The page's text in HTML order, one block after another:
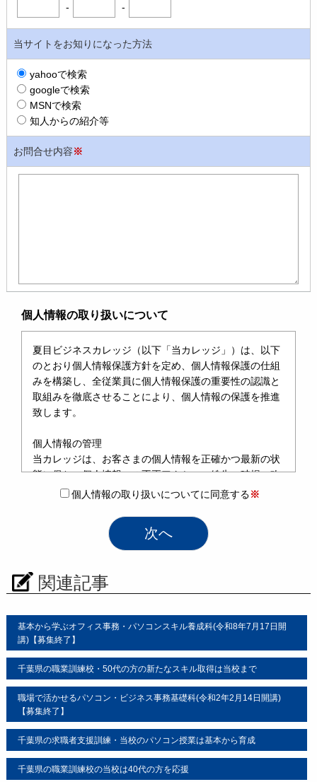
- -
当サイトをお知りになった方法
yahooで検索
googleで検索
MSNで検索
知人からの紹介等
お問合せ内容※
個人情報の取り扱いについて
夏目ビジネスカレッジ（以下「当カレッジ」）は、以下
のとおり個人情報保護方針を定め、個人情報保護の仕組
みを構築し、全従業員に個人情報保護の重要性の認識と
取組みを徹底させることにより、個人情報の保護を推進
致します。
個人情報の管理
当カレッジは、お客さまの個人情報を正確かつ最新の状
態に保ち、個人情報への不正アクセス・紛失・破損・改
ざん・漏洩などを防止するため、セキュリティシステム
置を講じ、安全対策を実施し個人情報の厳重な管理を行
お客さまからお預かりした個人情報は、当カレッジから
電子メールや資料のご送付に利用いたします。
個人情報の第三者への開示・提供の禁止
当カレッジは、お客さまよりお預かりした個人情報を適
切に管理し、次のいずれかに該当する場合を除き、個人
情報を第三者に開示いたしません。
＜お客さまの同意がある場合＞
お客さまが希望されるサービスを行なうために当カレッ
ジが業務を委託する業者に対して開示する場合
個人情報の取り扱いについてに同意する※
関連記事
基本から学ぶオフィス事務・パソコンスキル養成科(令和8年7月17日開
講)【募集終了】
千葉県の職業訓練校・50代の方の新たなスキル取得は当校まで
職場で活かせるパソコン・ビジネス事務基礎科(令和2年2月14日開講)
【募集終了】
千葉県の求職者支援訓練・当校のパソコン授業は基本から育成
千葉県の職業訓練校の当校は40代の方を応援